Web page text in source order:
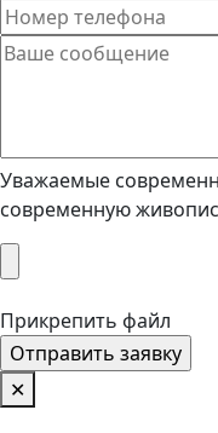
Уважаемые
современную
Прикрепить файл
✕